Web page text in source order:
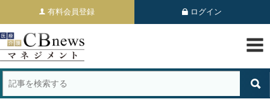
有料会員登録 ログイン